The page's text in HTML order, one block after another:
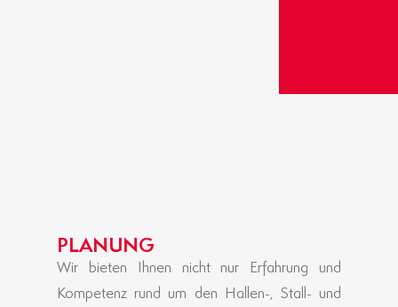
PLANUNG
Wir bieten Ihnen nicht nur Erfahrung und
Kompetenz rund um den Hallen-, Stall- und